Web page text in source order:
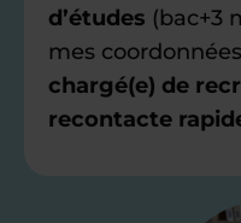
d’études (bac+3
mes
chargé(e) de
recontacte